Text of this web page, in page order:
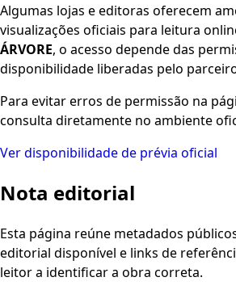
Algumas lojas e editoras oferecem
visualizações oficiais para leitura
ÁRVORE, o acesso depende das
disponibilidade liberadas pelo
Para evitar erros de permissão na
consulta diretamente no ambiente
Ver disponibilidade de prévia oficial
Nota editorial
Esta página reúne metadados
editorial disponível e links de
leitor a identificar a obra correta.